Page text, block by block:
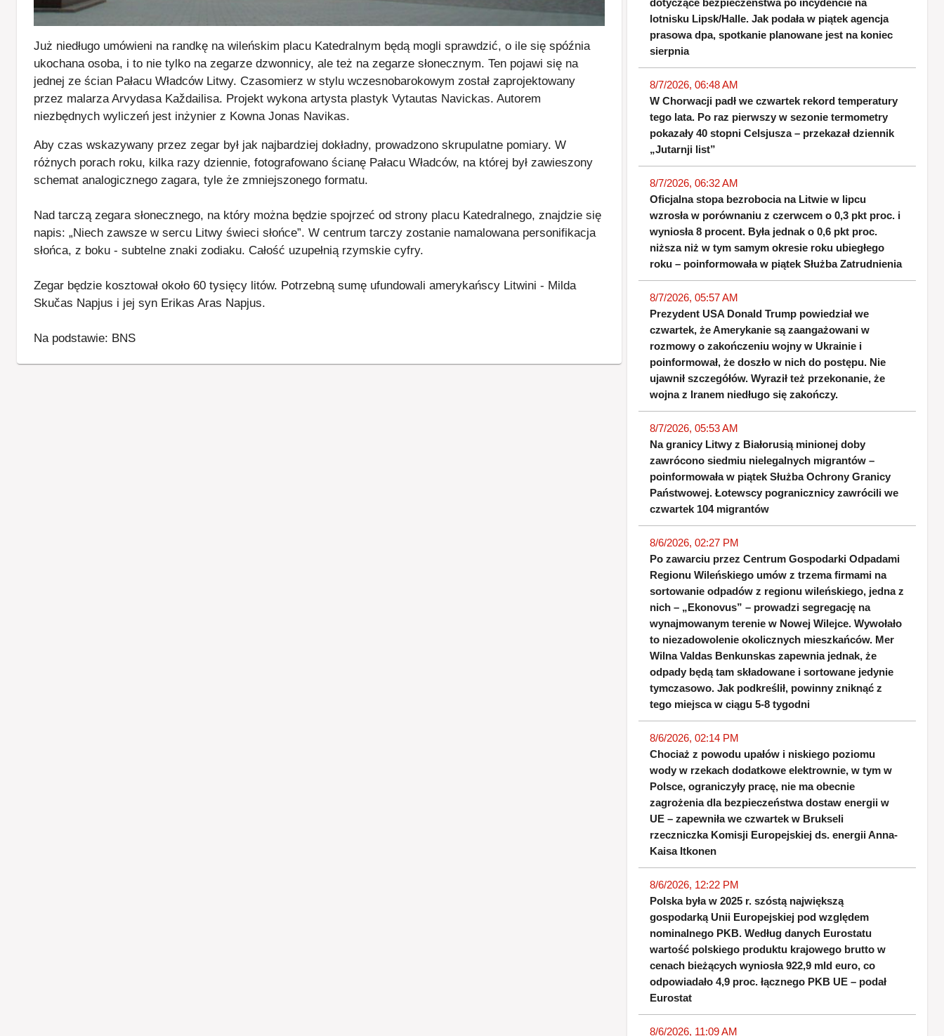
Już niedługo umówieni na randkę na wileńskim placu Katedralnym będą mogli sprawdzić, o ile się spóźnia
ukochana osoba, i to nie tylko na zegarze dzwonnicy, ale też na zegarze słonecznym. Ten pojawi się na
jednej ze ścian Pałacu Władców Litwy. Czasomierz w stylu wczesnobarokowym został zaprojektowany
przez malarza Arvydasa Každailisa. Projekt wykona artysta plastyk Vytautas Navickas. Autorem
niezbędnych wyliczeń jest inżynier z Kowna Jonas Navikas.
Aby czas wskazywany przez zegar był jak najbardziej dokładny, prowadzono skrupulatne pomiary. W
różnych porach roku, kilka razy dziennie, fotografowano ścianę Pałacu Władców, na której był zawieszony
schemat analogicznego zagara, tyle że zmniejszonego formatu.
Nad tarczą zegara słonecznego, na który można będzie spojrzeć od strony placu Katedralnego, znajdzie się
napis: „Niech zawsze w sercu Litwy świeci słońce”. W centrum tarczy zostanie namalowana personifikacja
słońca, z boku - subtelne znaki zodiaku. Całość uzupełnią rzymskie cyfry.
Zegar będzie kosztował około 60 tysięcy litów. Potrzebną sumę ufundowali amerykańscy Litwini - Milda
Skučas Napjus i jej syn Erikas Aras Napjus.
Na podstawie: BNS
dotyczące bezpieczeństwa po incydencie na
lotnisku Lipsk/Halle. Jak podała w piątek agencja
prasowa dpa, spotkanie planowane jest na koniec
sierpnia
8/7/2026, 06:48 AM
W Chorwacji padł we czwartek rekord temperatury
tego lata. Po raz pierwszy w sezonie termometry
pokazały 40 stopni Celsjusza – przekazał dziennik
„Jutarnji list”
8/7/2026, 06:32 AM
Oficjalna stopa bezrobocia na Litwie w lipcu
wzrosła w porównaniu z czerwcem o 0,3 pkt proc. i
wyniosła 8 procent. Była jednak o 0,6 pkt proc.
niższa niż w tym samym okresie roku ubiegłego
roku – poinformowała w piątek Służba Zatrudnienia
8/7/2026, 05:57 AM
Prezydent USA Donald Trump powiedział we
czwartek, że Amerykanie są zaangażowani w
rozmowy o zakończeniu wojny w Ukrainie i
poinformował, że doszło w nich do postępu. Nie
ujawnił szczegółów. Wyraził też przekonanie, że
wojna z Iranem niedługo się zakończy.
8/7/2026, 05:53 AM
Na granicy Litwy z Białorusią minionej doby
zawrócono siedmiu nielegalnych migrantów –
poinformowała w piątek Służba Ochrony Granicy
Państwowej. Łotewscy pogranicznicy zawrócili we
czwartek 104 migrantów
8/6/2026, 02:27 PM
Po zawarciu przez Centrum Gospodarki Odpadami
Regionu Wileńskiego umów z trzema firmami na
sortowanie odpadów z regionu wileńskiego, jedna z
nich – „Ekonovus” – prowadzi segregację na
wynajmowanym terenie w Nowej Wilejce. Wywołało
to niezadowolenie okolicznych mieszkańców. Mer
Wilna Valdas Benkunskas zapewnia jednak, że
odpady będą tam składowane i sortowane jedynie
tymczasowo. Jak podkreślił, powinny zniknąć z
tego miejsca w ciągu 5-8 tygodni
8/6/2026, 02:14 PM
Chociaż z powodu upałów i niskiego poziomu
wody w rzekach dodatkowe elektrownie, w tym w
Polsce, ograniczyły pracę, nie ma obecnie
zagrożenia dla bezpieczeństwa dostaw energii w
UE – zapewniła we czwartek w Brukseli
rzeczniczka Komisji Europejskiej ds. energii Anna-
Kaisa Itkonen
8/6/2026, 12:22 PM
Polska była w 2025 r. szóstą największą
gospodarką Unii Europejskiej pod względem
nominalnego PKB. Według danych Eurostatu
wartość polskiego produktu krajowego brutto w
cenach bieżących wyniosła 922,9 mld euro, co
odpowiadało 4,9 proc. łącznego PKB UE – podał
Eurostat
8/6/2026, 11:09 AM